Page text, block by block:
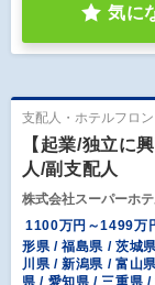
気に
支配人・ホテルフロン
【起業/独立に
人/副支配人
株式会社スーパーホ
1100万円～1499万
形県 / 福島県 / 茨城
川県 / 新潟県 / 富山
県 / 愛知県 / 三重県